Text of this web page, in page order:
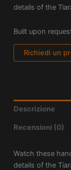
details of the
Built upon
Richiedi un
Descrizione
Recensioni (0)
Watch these
details of the